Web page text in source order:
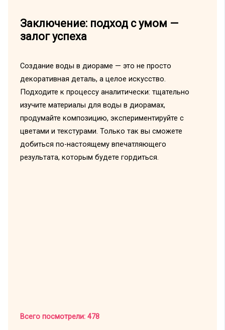
Заключение: подход с умом —
залог успеха
Создание воды в диораме — это не просто
декоративная деталь, а целое искусство.
Подходите к процессу аналитически: тщательно
изучите материалы для воды в диорамах,
продумайте композицию, экспериментируйте с
цветами и текстурами. Только так вы сможете
добиться по-настоящему впечатляющего
результата, которым будете гордиться.
Всего посмотрели: 478